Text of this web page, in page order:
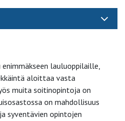
lauluoppilaille,
aloittaa vasta
muita soitinopintoja on
on mahdollisuus
syventävien opintojen